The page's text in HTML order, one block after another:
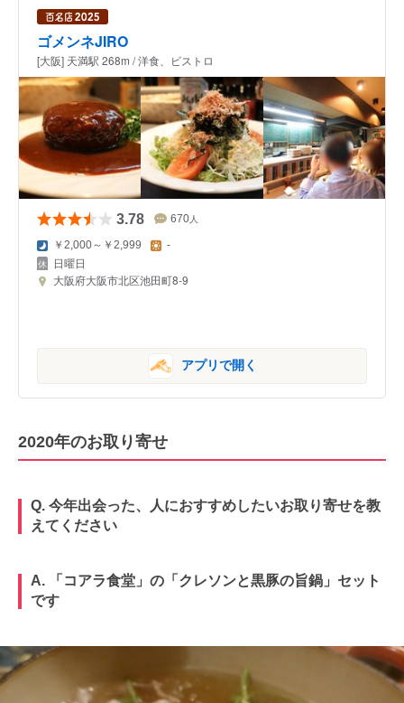
ゴメンネJIRO
[大阪] 天満駅 268m / 洋食、ビストロ
3.78 670 人
￥2,000～￥2,999 -
日曜日
大阪府大阪市北区池田町8-9
アプリで開く
2020年のお取り寄せ
Q. 今年出会った、人におすすめしたいお取り寄せを教
えてください
A. 「コアラ食堂」の「クレソンと黒豚の旨鍋」セット
です